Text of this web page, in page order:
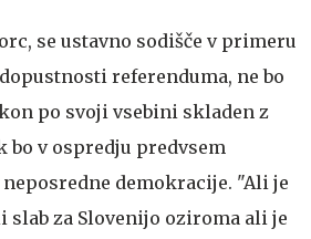
se ustavno sodišče v primeru
referenduma, ne bo
po svoji vsebini skladen z
bo v ospredju predvsem
demokracije. "Ali je
slab za Slovenijo oziroma ali je